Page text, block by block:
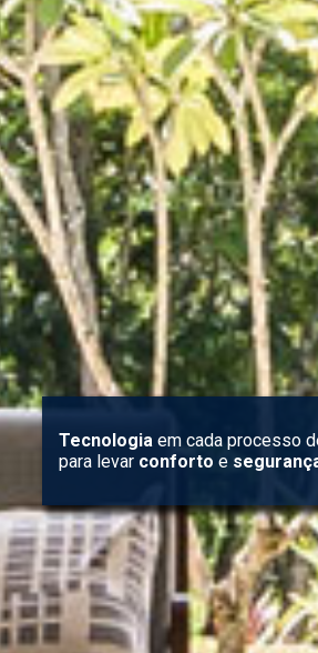
Tecnologia em cada processo
para levar conforto e